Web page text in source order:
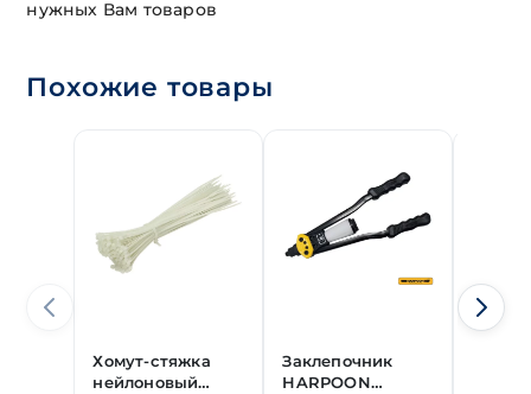
нужных Вам товаров
Похожие товары
Хомут-стяжка
нейлоновый
Заклепочник
HARPOON